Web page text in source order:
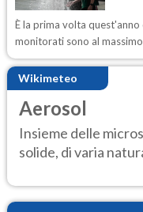
È la prima volta
monitorati sono al
Wikimeteo
Aerosol
Insieme delle
solide, di varia